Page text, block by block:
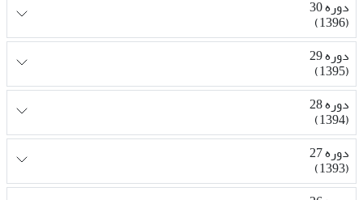
دوره 30
(1396)
دوره 29
(1395)
دوره 28
(1394)
دوره 27
(1393)